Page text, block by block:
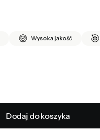
Wysoka jakość
Dodaj do koszyka